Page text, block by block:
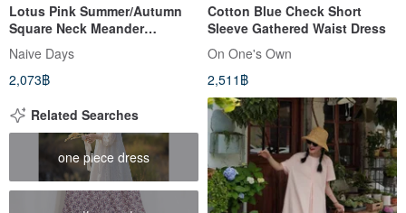
Lotus Pink Summer/Autumn
Square Neck Meander
Embroidered Pure Cotton
High-Waist Tie Dress
Naive Days
2,073฿
Cotton Blue Check Short
Sleeve Gathered Waist Dress
On One's Own
2,511฿
Related Searches
one piece dress